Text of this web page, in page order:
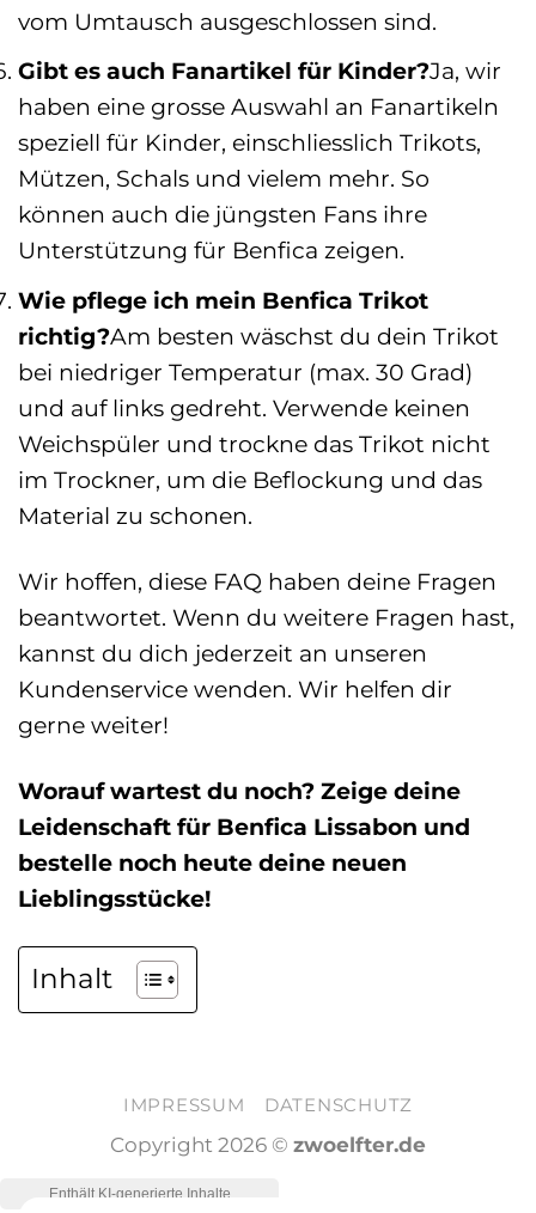
vom Umtausch ausgeschlossen sind.
Gibt es auch Fanartikel für Kinder?Ja, wir
haben eine grosse Auswahl an Fanartikeln
speziell für Kinder, einschliesslich Trikots,
Mützen, Schals und vielem mehr. So
können auch die jüngsten Fans ihre
Unterstützung für Benfica zeigen.
Wie pflege ich mein Benfica Trikot
richtig?Am besten wäschst du dein Trikot
bei niedriger Temperatur (max. 30 Grad)
und auf links gedreht. Verwende keinen
Weichspüler und trockne das Trikot nicht
im Trockner, um die Beflockung und das
Material zu schonen.
Wir hoffen, diese FAQ haben deine Fragen
beantwortet. Wenn du weitere Fragen hast,
kannst du dich jederzeit an unseren
Kundenservice wenden. Wir helfen dir
gerne weiter!
Worauf wartest du noch? Zeige deine
Leidenschaft für Benfica Lissabon und
bestelle noch heute deine neuen
Lieblingsstücke!
Inhalt
IMPRESSUM DATENSCHUTZ
Copyright 2026 © zwoelfter.de